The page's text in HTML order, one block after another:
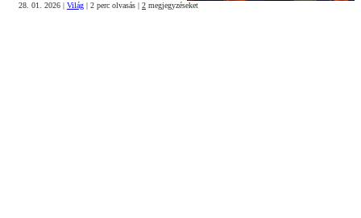
28. 01. 2026 | Világ | 2 perc olvasás | 2 megjegyzéseket